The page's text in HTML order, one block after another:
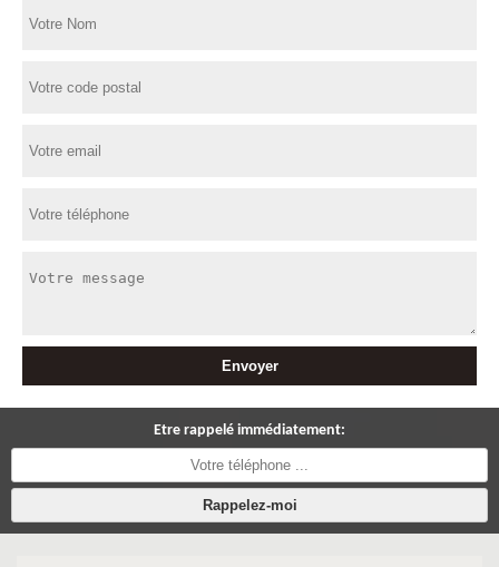
Etre rappelé immédiatement: